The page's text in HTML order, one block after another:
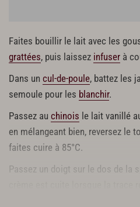
Faites bouillir le lait avec les
grattées, puis laissez infuser à
Dans un cul-de-poule, battez les
semoule pour les blanchir.
Passez au chinois le lait vanillé
en mélangeant bien, reversez le
faites cuire à 85°C.
Passez un doigt sur le dos de la